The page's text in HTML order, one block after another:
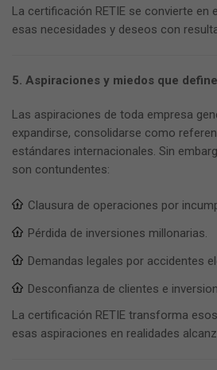
La certificación RETIE se convierte en
esas necesidades y deseos con
5. Aspiraciones y miedos que
Las aspiraciones de toda empresa
expandirse, consolidarse como
estándares internacionales. Sin
son contundentes:
Clausura de operaciones por
Pérdida de inversiones millonarias.
Demandas legales por accidentes
Desconfianza de clientes e
La certificación RETIE transforma
esas aspiraciones en realidades